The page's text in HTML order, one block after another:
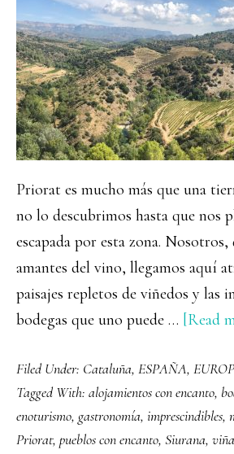
Priorat es mucho más que una
no lo descubrimos hasta que nos
escapada por esta zona. Nosotros,
amantes del vino, llegamos aquí
paisajes repletos de viñedos y las
bodegas que uno puede … [Read
Filed Under: Cataluña, ESPAÑA,
Tagged With: alojamientos con encanto,
enoturismo, gastronomía, imprescindibles,
Priorat, pueblos con encanto, Siurana,